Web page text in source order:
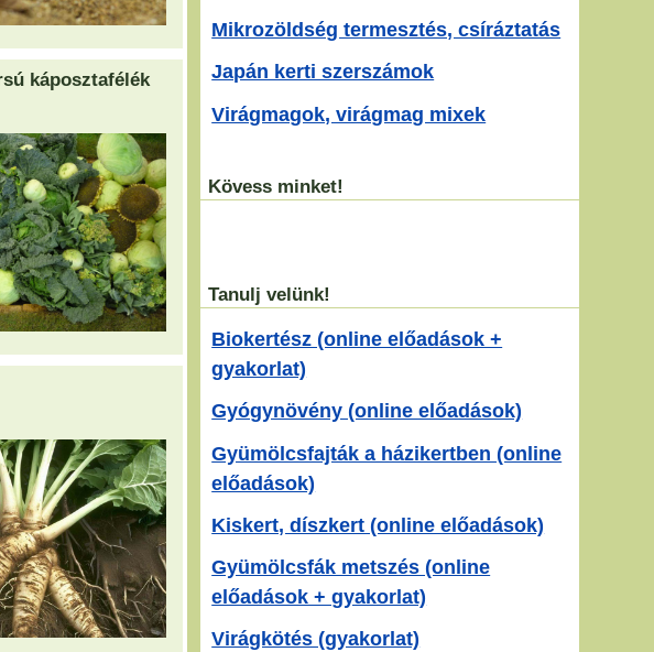
káposztafélék
Mikrozöldség termesztés, csíráztatás
Japán kerti szerszámok
Virágmagok, virágmag mixek
Kövess minket!
Tanulj velünk!
Biokertész (online előadások +
gyakorlat)
Gyógynövény (online előadások)
Gyümölcsfajták a házikertben (online
előadások)
Kiskert, díszkert (online előadások)
Gyümölcsfák metszés (online
előadások + gyakorlat)
Virágkötés (gyakorlat)